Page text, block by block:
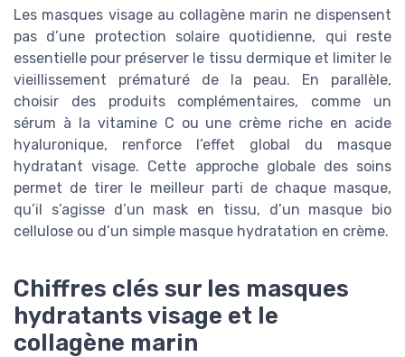
Les masques visage au collagène marin ne dispensent
pas d’une protection solaire quotidienne, qui reste
essentielle pour préserver le tissu dermique et limiter le
vieillissement prématuré de la peau. En parallèle,
choisir des produits complémentaires, comme un
sérum à la vitamine C ou une crème riche en acide
hyaluronique, renforce l’effet global du masque
hydratant visage. Cette approche globale des soins
permet de tirer le meilleur parti de chaque masque,
qu’il s’agisse d’un mask en tissu, d’un masque bio
cellulose ou d’un simple masque hydratation en crème.
Chiffres clés sur les masques
hydratants visage et le
collagène marin